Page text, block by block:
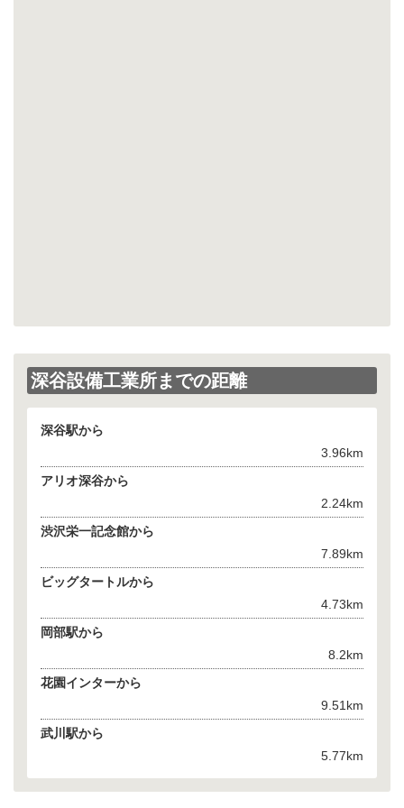
深谷設備工業所までの距離
深谷駅から
3.96km
アリオ深谷から
2.24km
渋沢栄一記念館から
7.89km
ビッグタートルから
4.73km
岡部駅から
8.2km
花園インターから
9.51km
武川駅から
5.77km